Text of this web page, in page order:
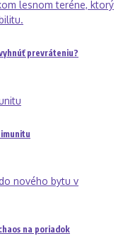
prevráteniu?
na poriadok